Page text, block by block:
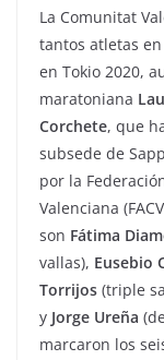
La Comunitat
tantos atletas
en Tokio 2020,
maratoniana
Corchete, que
subsede de
por la
Valenciana
son Fátima
vallas), Eusebio
Torrijos (triple
y Jorge Ureña
marcaron los